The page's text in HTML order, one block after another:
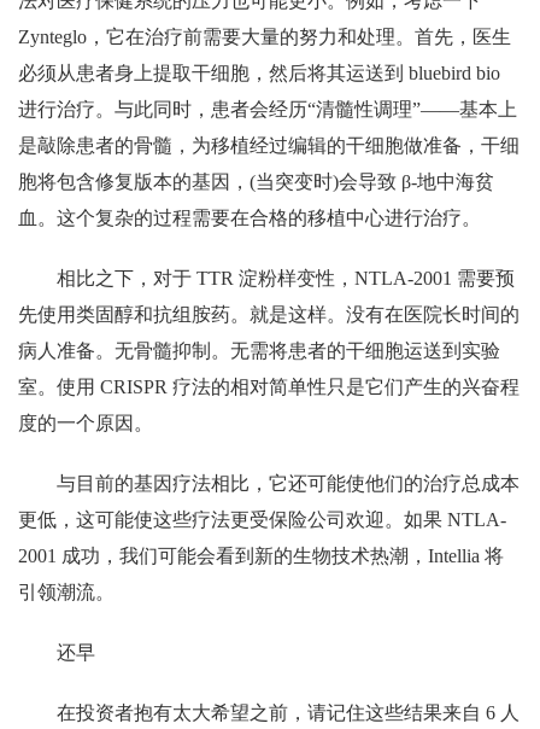
Zynteglo，它在治疗前需要大量的努力和处理。首先，医生
必须从患者身上提取干细胞，然后将其运送到 bluebird bio
进行治疗。与此同时，患者会经历“清髓性调理”——基本上
是敲除患者的骨髓，为移植经过编辑的干细胞做准备，干细
胞将包含修复版本的基因，(当突变时)会导致 β-地中海贫
血。这个复杂的过程需要在合格的移植中心进行治疗。
相比之下，对于 TTR 淀粉样变性，NTLA-2001 需要预
先使用类固醇和抗组胺药。就是这样。没有在医院长时间的
病人准备。无骨髓抑制。无需将患者的干细胞运送到实验
室。使用 CRISPR 疗法的相对简单性只是它们产生的兴奋程
度的一个原因。
与目前的基因疗法相比，它还可能使他们的治疗总成本
更低，这可能使这些疗法更受保险公司欢迎。如果 NTLA-
2001 成功，我们可能会看到新的生物技术热潮，Intellia 将
引领潮流。
还早
在投资者抱有太大希望之前，请记住这些结果来自 6 人